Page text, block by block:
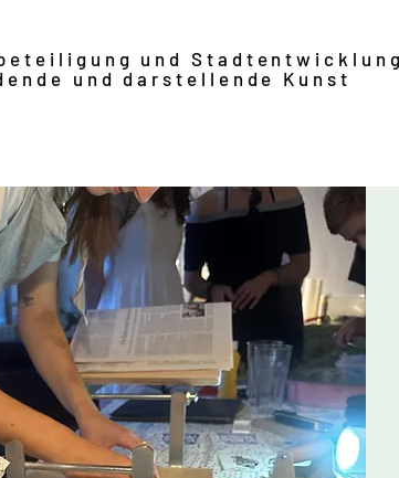
und Stadtentwicklung
und darstellende Kunst